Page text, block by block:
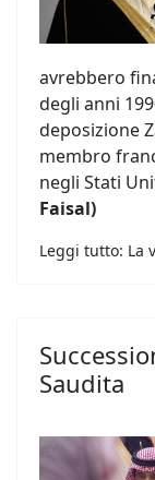
avrebbero
degli anni
deposizione
membro
negli Stati
Faisal)
Leggi tutto: La
Saudita